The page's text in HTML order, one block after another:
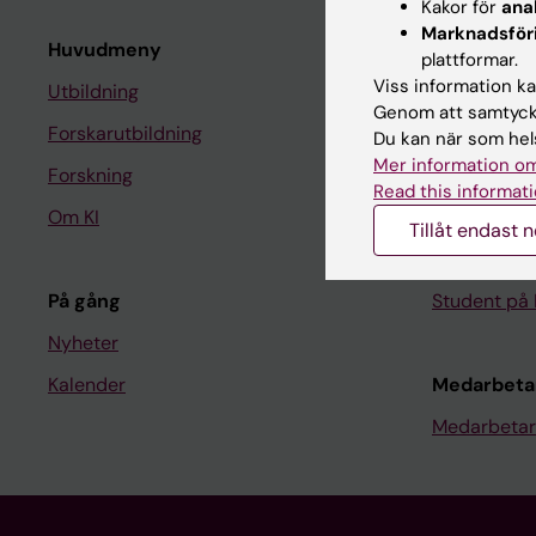
Huvudmeny
Utbildning
Forskarutbildning
Forskning
Om KI
På gång
Nyheter
Kalender
Student
Ladok
Canvas
Schema
Kurs- och
Student på
Kakor för
plattformar.
Viss information
Genom att
Du kan när som
Mer information
Read this
Tillåt endast